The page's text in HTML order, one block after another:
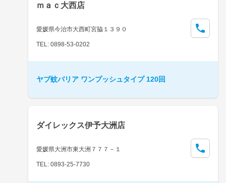
ｍａｃ大西店
愛媛県今治市大西町宮脇１３９０
TEL: 0898-53-0202
ヤブ蚊バリア ワンプッシュタイプ 120回
ダイレックス伊予大洲店
愛媛県大洲市東大洲７７７－１
TEL: 0893-25-7730